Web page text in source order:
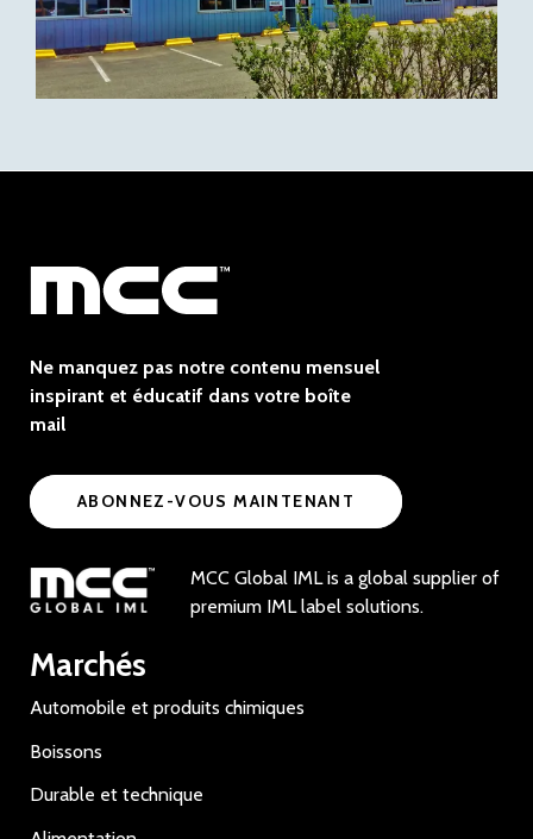
Ne manquez pas notre contenu mensuel
inspirant et éducatif dans votre boîte
mail
ABONNEZ-VOUS MAINTENANT
MCC Global IML is a global supplier of
premium IML label solutions.
Marchés
Automobile et produits chimiques
Boissons
Durable et technique